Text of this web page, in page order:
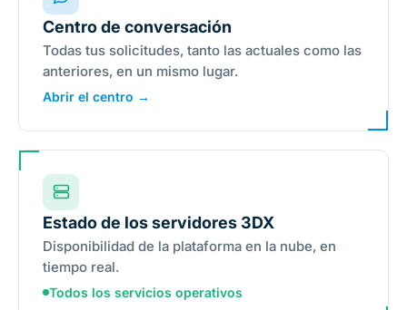
Centro de conversación
Todas tus solicitudes, tanto las actuales como las
anteriores, en un mismo lugar.
Abrir el centro →
Estado de los servidores 3DX
Disponibilidad de la plataforma en la nube, en
tiempo real.
Todos los servicios operativos